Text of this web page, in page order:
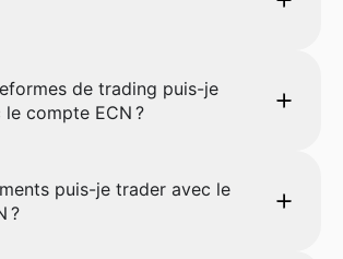
de trading puis-je
compte ECN ?
puis-je trader avec le
?